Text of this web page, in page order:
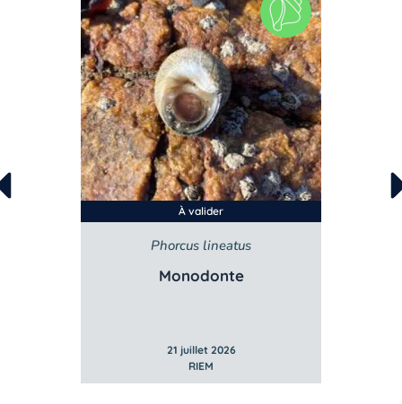
À valider
Littorina littorea
Bigorneau
21 juillet 2026
RIEM